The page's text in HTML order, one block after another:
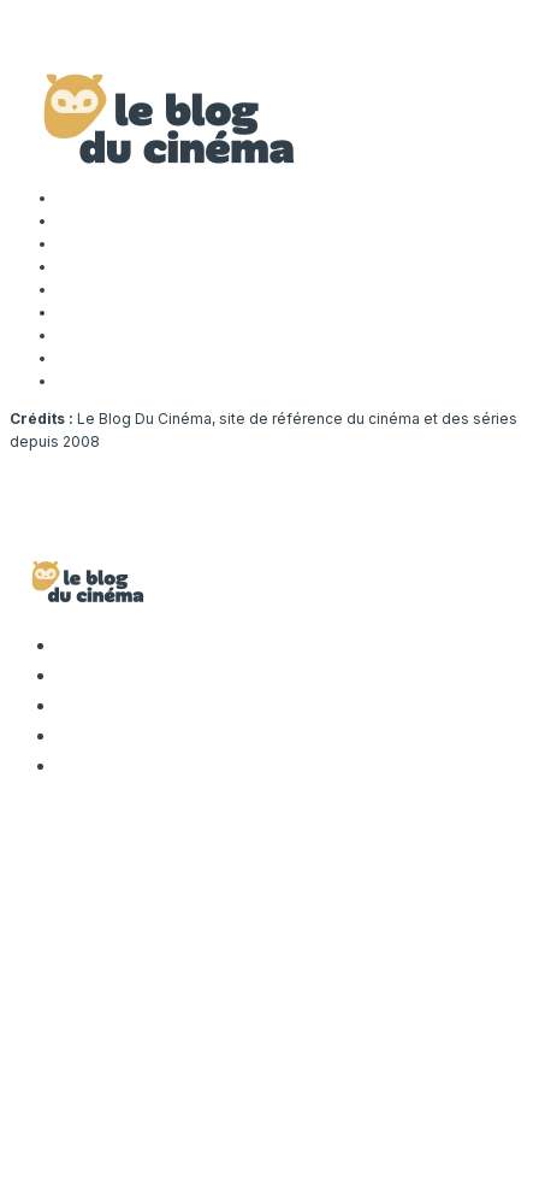
Crédits : Le Blog Du Cinéma, site de référence du cinéma et des séries
depuis 2008